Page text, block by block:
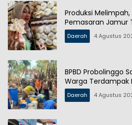
Produksi
Pemasaran Jamur
Daerah 4 Agustus
BPBD Probolinggo
Warga Terdampak
Daerah 4 Agustus